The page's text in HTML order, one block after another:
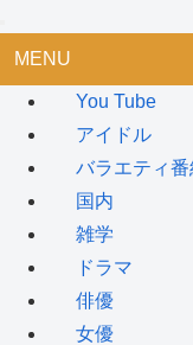
MENU
You Tube
アイドル
バラエティ番
国内
雑学
ドラマ
俳優
女優